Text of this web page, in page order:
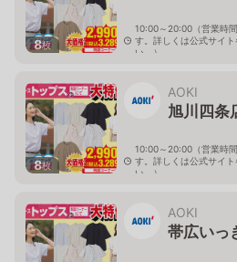
8枚
10:00～20:00（営業時
す。詳しくは公式サイ
い。）
8枚
AOKI
旭川四条
10:00～20:00（営業時
す。詳しくは公式サイ
い。）
AOKI
帯広いっ